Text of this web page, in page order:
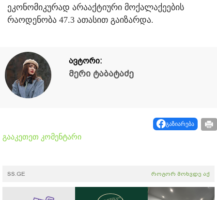
ეკონომიკურად არააქტიური მოქალაქეების
რაოდენობა 47.3 ათასით გაიზარდა.
ავტორი:
მერი ტაბატაძე
გაზიარება
გააკეთეთ კომენტარი
SS.GE როგორ მოხვდე აქ